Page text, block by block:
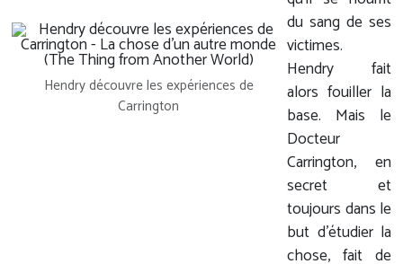
Hendry découvre les expériences de
Carrington
du sang de ses
victimes.
Hendry fait
alors fouiller la
base. Mais le
Docteur
Carrington, en
secret et
toujours dans le
but d'étudier la
chose, fait de